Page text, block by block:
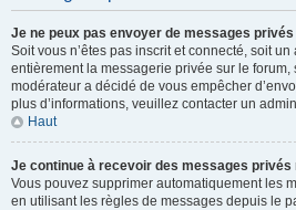
Je ne peux pas envoyer de messages privés
Soit vous n’êtes pas inscrit et connecté, soit
entièrement la messagerie privée sur le forum,
modérateur a décidé de vous empêcher
plus d’informations, veuillez contacter un
Haut
Je continue à recevoir des messages privés
Vous pouvez supprimer automatiquement les
en utilisant les règles de messages depuis le